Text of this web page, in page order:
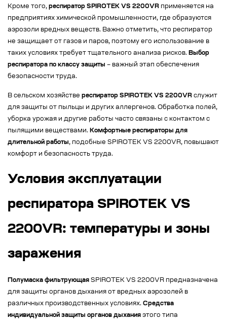
Кроме того, респиратор SPIROTEK VS 2200VR применяется на
предприятиях химической промышленности, где образуются
аэрозоли вредных веществ. Важно отметить, что респиратор
не защищает от газов и паров, поэтому его использование в
таких условиях требует тщательного анализа рисков. Выбор
респиратора по классу защиты – важный этап обеспечения
безопасности труда.
В сельском хозяйстве респиратор SPIROTEK VS 2200VR служит
для защиты от пыльцы и других аллергенов. Обработка полей,
уборка урожая и другие работы часто связаны с контактом с
пылящими веществами. Комфортные респираторы для
длительной работы, подобные SPIROTEK VS 2200VR, повышают
комфорт и безопасность труда.
Условия эксплуатации
респиратора SPIROTEK VS
2200VR: температуры и зоны
заражения
Полумаска фильтрующая SPIROTEK VS 2200VR предназначена
для защиты органов дыхания от вредных аэрозолей в
различных производственных условиях. Средства
индивидуальной защиты органов дыхания этого типа